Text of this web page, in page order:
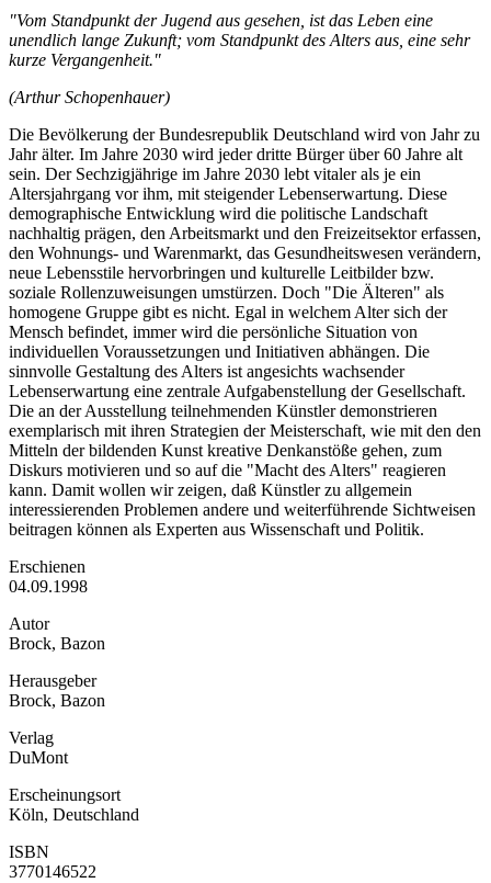
"Vom Standpunkt der Jugend aus gesehen, ist das Leben eine
unendlich lange Zukunft; vom Standpunkt des Alters aus, eine sehr
kurze Vergangenheit."
(Arthur Schopenhauer)
Die Bevölkerung der Bundesrepublik Deutschland wird von Jahr zu
Jahr älter. Im Jahre 2030 wird jeder dritte Bürger über 60 Jahre alt
sein. Der Sechzigjährige im Jahre 2030 lebt vitaler als je ein
Altersjahrgang vor ihm, mit steigender Lebenserwartung. Diese
demographische Entwicklung wird die politische Landschaft
nachhaltig prägen, den Arbeitsmarkt und den Freizeitsektor erfassen,
den Wohnungs- und Warenmarkt, das Gesundheitswesen verändern,
neue Lebensstile hervorbringen und kulturelle Leitbilder bzw.
soziale Rollenzuweisungen umstürzen. Doch "Die Älteren" als
homogene Gruppe gibt es nicht. Egal in welchem Alter sich der
Mensch befindet, immer wird die persönliche Situation von
individuellen Voraussetzungen und Initiativen abhängen. Die
sinnvolle Gestaltung des Alters ist angesichts wachsender
Lebenserwartung eine zentrale Aufgabenstellung der Gesellschaft.
Die an der Ausstellung teilnehmenden Künstler demonstrieren
exemplarisch mit ihren Strategien der Meisterschaft, wie mit den den
Mitteln der bildenden Kunst kreative Denkanstöße gehen, zum
Diskurs motivieren und so auf die "Macht des Alters" reagieren
kann. Damit wollen wir zeigen, daß Künstler zu allgemein
interessierenden Problemen andere und weiterführende Sichtweisen
beitragen können als Experten aus Wissenschaft und Politik.
Erschienen
04.09.1998
Autor
Brock, Bazon
Herausgeber
Brock, Bazon
Verlag
DuMont
Erscheinungsort
Köln, Deutschland
ISBN
3770146522